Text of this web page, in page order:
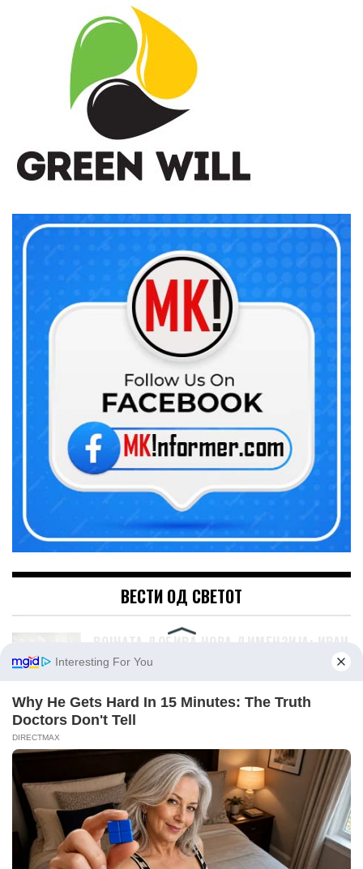
ВЕСТИ ОД СВЕТОТ
ВОЈНАТА ДОБИВА НОВА ДИМЕНЗИЈА: ИРАН
СЕ ЗАКАНУВА СО УДАРИ ВРЗ
ЗАЛИВОТ
ПРОИЗВОДСТВЕН ПОГОН И СКЛАДИШТЕ
ЗА ГОРИВО ВО КИЕВ
КИНА ПРОИЗВЕДУВА 28% ОД СВЕТСКОТО
ПРОИЗВОДСТВО – ПОВЕЌЕ ОД САД,